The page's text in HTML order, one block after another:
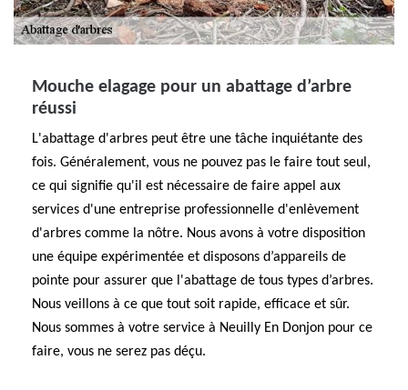
Mouche elagage pour un abattage d’arbre
réussi
L'abattage d'arbres peut être une tâche inquiétante des
fois. Généralement, vous ne pouvez pas le faire tout seul,
ce qui signifie qu'il est nécessaire de faire appel aux
services d'une entreprise professionnelle d'enlèvement
d'arbres comme la nôtre. Nous avons à votre disposition
une équipe expérimentée et disposons d’appareils de
pointe pour assurer que l'abattage de tous types d’arbres.
Nous veillons à ce que tout soit rapide, efficace et sûr.
Nous sommes à votre service à Neuilly En Donjon pour ce
faire, vous ne serez pas déçu.